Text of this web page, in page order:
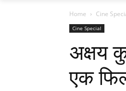
Home Cine
Cine Special
अक्षय
एक